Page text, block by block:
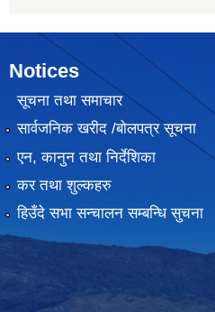
Notices
सूचना तथा समाचार
सार्वजनिक खरीद /बोलपत्र सूचना
एन, कानुन तथा निर्देशिका
कर तथा शुल्कहरु
हिउँदे सभा सन्चालन सम्बन्धि सुचना